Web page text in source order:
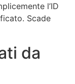
l’ID
Scade
da